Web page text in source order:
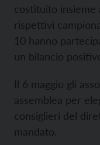
costituito insieme
rispettivi
10 hanno
un bilancio
Il 6 maggio gli
assemblea per
consiglieri del
mandato.